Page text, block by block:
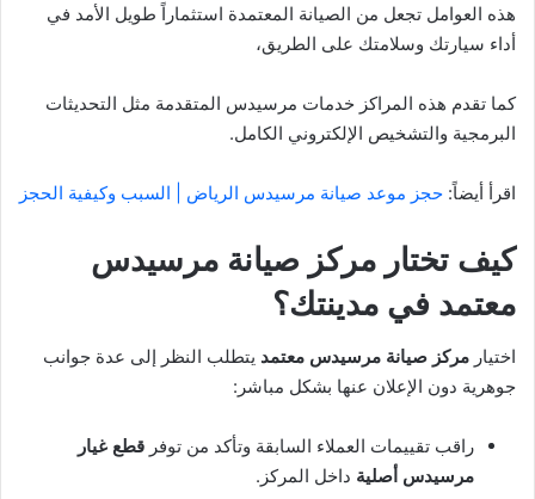
هذه العوامل تجعل من الصيانة المعتمدة استثماراً طويل الأمد في
أداء سيارتك وسلامتك على الطريق،
كما تقدم هذه المراكز خدمات مرسيدس المتقدمة مثل التحديثات
البرمجية والتشخيص الإلكتروني الكامل.
اقرأ أيضاً: حجز موعد صيانة مرسيدس الرياض | السبب وكيفية الحجز
كيف تختار مركز صيانة مرسيدس
معتمد في مدينتك؟
اختيار مركز صيانة مرسيدس معتمد يتطلب النظر إلى عدة جوانب
جوهرية دون الإعلان عنها بشكل مباشر:
راقب تقييمات العملاء السابقة وتأكد من توفر قطع غيار
مرسيدس أصلية داخل المركز.